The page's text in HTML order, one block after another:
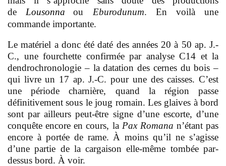
de Lousonna ou Eburodunum. En voilà une
commande importante.
Le matériel a donc été daté des années 20 à 50 ap. J.-
C., une fourchette confirmée par analyse C14 et la
dendrochronologie – la datation des cernes du bois –
qui livre un 17 ap. J.-C. pour une des caisses. C’est
une période charnière, quand la région passe
définitivement sous le joug romain. Les glaives à bord
sont par ailleurs peut-être signe d’une escorte, d’une
conquête encore en cours, la Pax Romana n’étant pas
encore à portée de rame. À moins qu’il ne s’agisse
d’une partie de la cargaison elle-même tombée par-
dessus bord. À voir.